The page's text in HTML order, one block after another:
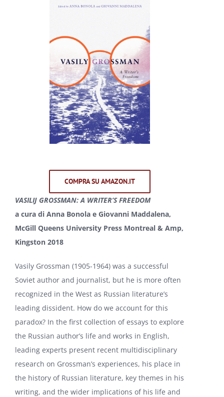
COMPRA SU AMAZON.IT
VASILIJ GROSSMAN: A WRITER’S FREEDOM
a cura di Anna Bonola e Giovanni Maddalena,
McGill Queens University Press Montreal & Amp,
Kingston 2018
Vasily Grossman (1905-1964) was a successful
Soviet author and journalist, but he is more often
recognized in the West as Russian literature’s
leading dissident. How do we account for this
paradox? In the first collection of essays to explore
the Russian author’s life and works in English,
leading experts present recent multidisciplinary
research on Grossman’s experiences, his place in
the history of Russian literature, key themes in his
writing, and the wider implications of his life and